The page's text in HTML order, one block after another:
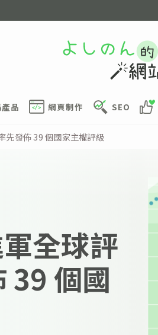
品 網頁制作 SEO
先發佈 39 個國家主權評級
全球評
39 個國